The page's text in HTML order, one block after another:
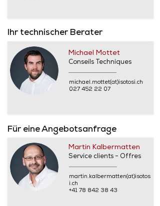
Ihr technischer Berater
Michael Mottet
Conseils Techniques
michael.mottet(at)isotosi.ch
027 452 22 07
Für eine Angebotsanfrage
Martin Kalbermatten
Service clients - Offres
martin.kalbermatten(at)isotos
i.ch
+41 78 842 38 43